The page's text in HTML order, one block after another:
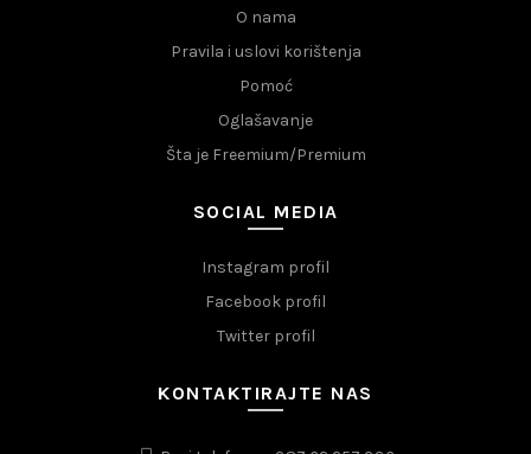
O nama
Pravila i uslovi korištenja
Pomoć
Oglašavanje
Šta je Freemium/Premium
SOCIAL MEDIA
Instagram profil
Facebook profil
Twitter profil
KONTAKTIRAJTE NAS